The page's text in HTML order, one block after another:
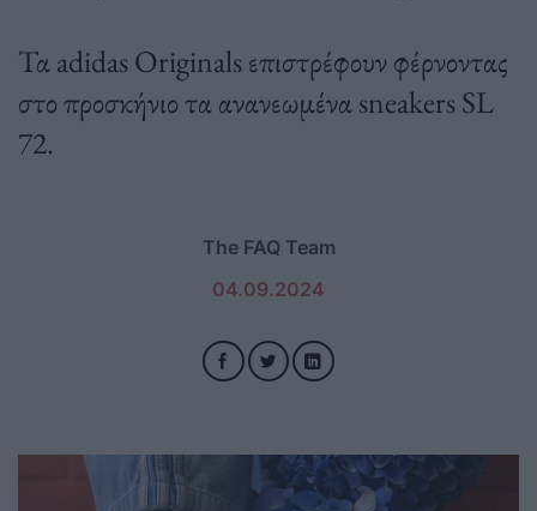
Τα adidas Originals επιστρέφουν φέρνοντας
στο προσκήνιο τα ανανεωμένα sneakers SL
72.
The FAQ Team
04.09.2024